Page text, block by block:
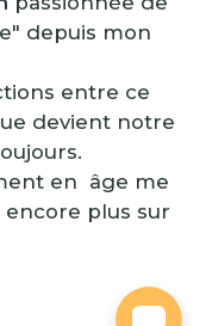
depuis mon
entre ce
devient notre
en âge me
plus sur